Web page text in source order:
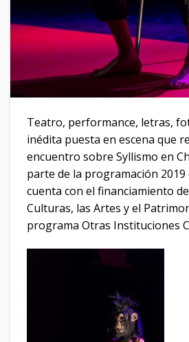
Teatro, performance, letras,
inédita puesta en escena que
encuentro sobre Syllismo en
parte de la programación 2019
cuenta con el financiamiento
Culturas, las Artes y el
programa Otras Instituciones